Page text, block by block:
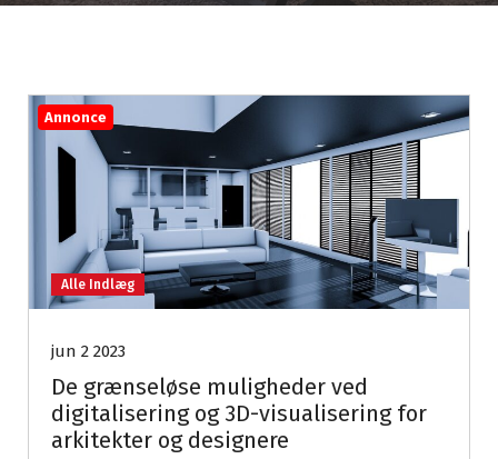
Annonce
Alle Indlæg
jun 2 2023
De grænseløse muligheder ved
digitalisering og 3D-visualisering for
arkitekter og designere